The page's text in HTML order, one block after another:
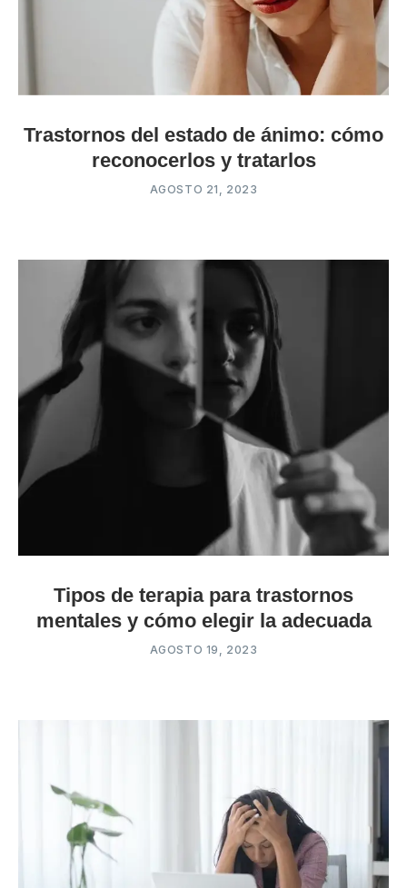
Trastornos del estado de ánimo: cómo
reconocerlos y tratarlos
AGOSTO 21, 2023
Tipos de terapia para trastornos
mentales y cómo elegir la adecuada
AGOSTO 19, 2023